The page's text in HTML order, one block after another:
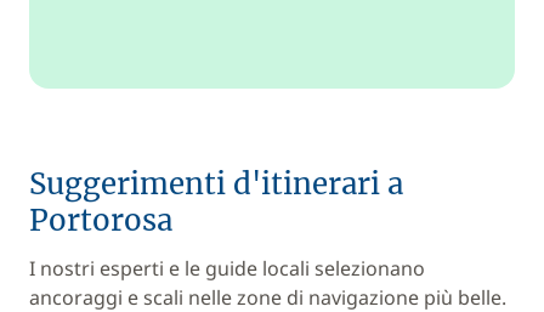
Suggerimenti d'itinerari a
Portorosa
I nostri esperti e le guide locali selezionano
ancoraggi e scali nelle zone di navigazione più belle.